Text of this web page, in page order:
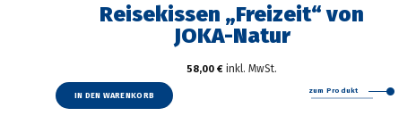
Reisekissen „Freizeit“ von
JOKA-Natur
58,00€ inkl. MwSt.
IN DEN WARENKORB
zum Produkt